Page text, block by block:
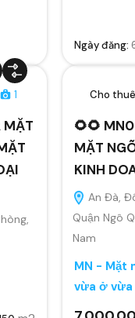
Ngày đăng:
1
MẶT
Cho thuê
🌻🌻
MẶT
KINH
An Đà,
Quận Ngô
Nam
MN - Mặt
vừa ở